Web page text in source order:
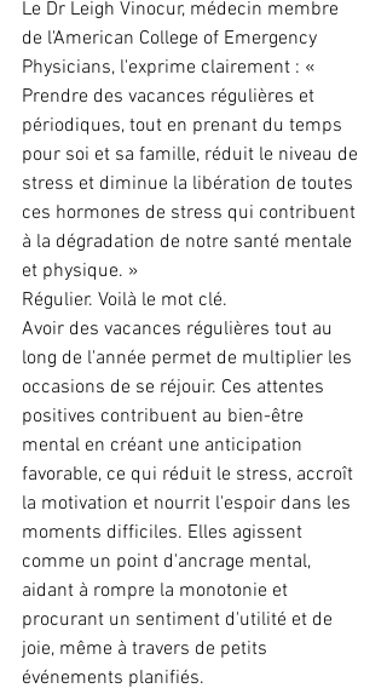
Le Dr Leigh Vinocur, médecin membre
de l'American College of Emergency
Physicians, l'exprime clairement : «
Prendre des vacances régulières et
périodiques, tout en prenant du temps
pour soi et sa famille, réduit le niveau de
stress et diminue la libération de toutes
ces hormones de stress qui contribuent
à la dégradation de notre santé mentale
et physique. »
Régulier. Voilà le mot clé.
Avoir des vacances régulières tout au
long de l'année permet de multiplier les
occasions de se réjouir. Ces attentes
positives contribuent au bien-être
mental en créant une anticipation
favorable, ce qui réduit le stress, accroît
la motivation et nourrit l'espoir dans les
moments difficiles. Elles agissent
comme un point d'ancrage mental,
aidant à rompre la monotonie et
procurant un sentiment d'utilité et de
joie, même à travers de petits
événements planifiés.